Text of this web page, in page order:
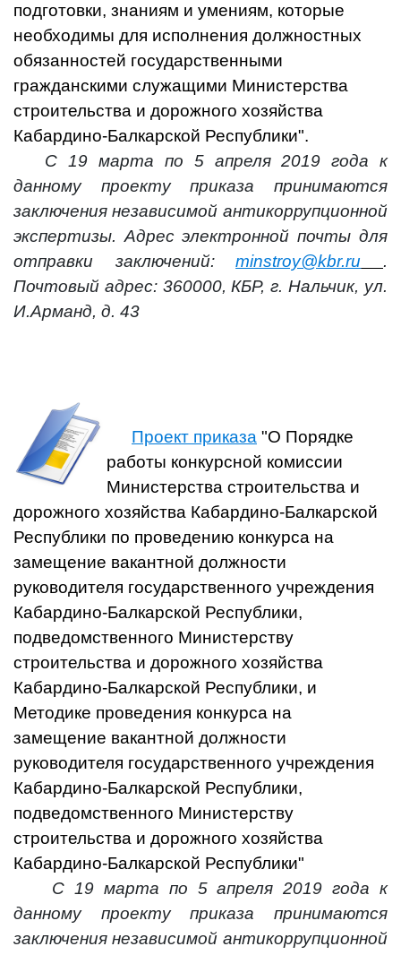
подготовки, знаниям и умениям, которые
необходимы для исполнения должностных
обязанностей государственными
гражданскими служащими Министерства
строительства и дорожного хозяйства
Кабардино-Балкарской Республики".
С 19 марта по 5 апреля 2019 года к
данному проекту приказа принимаются
заключения независимой антикоррупционной
экспертизы. Адрес электронной почты для
отправки заключений:
minstroy@kbr.ru
.
Почтовый адрес: 360000, КБР, г. Нальчик, ул.
И.Арманд, д. 43
Проект приказа "О Порядке
работы конкурсной комиссии
Министерства строительства и
дорожного хозяйства Кабардино-Балкарской
Республики по проведению конкурса на
замещение вакантной должности
руководителя государственного учреждения
Кабардино-Балкарской Республики,
подведомственного Министерству
строительства и дорожного хозяйства
Кабардино-Балкарской Республики, и
Методике проведения конкурса на
замещение вакантной должности
руководителя государственного учреждения
Кабардино-Балкарской Республики,
подведомственного Министерству
строительства и дорожного хозяйства
Кабардино-Балкарской Республики"
С 19 марта по 5 апреля 2019 года к
данному проекту приказа принимаются
заключения независимой антикоррупционной